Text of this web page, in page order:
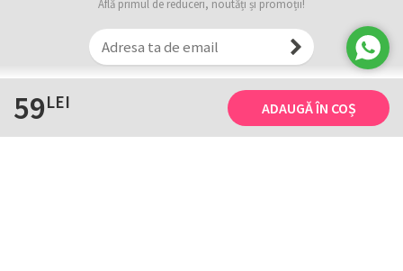
59LEI ADAUGĂ ÎN COȘ
Află primul de reduceri, noutăți și promoții!
Tricourile noastre